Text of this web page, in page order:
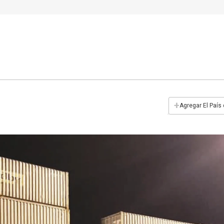
+Agregar El País